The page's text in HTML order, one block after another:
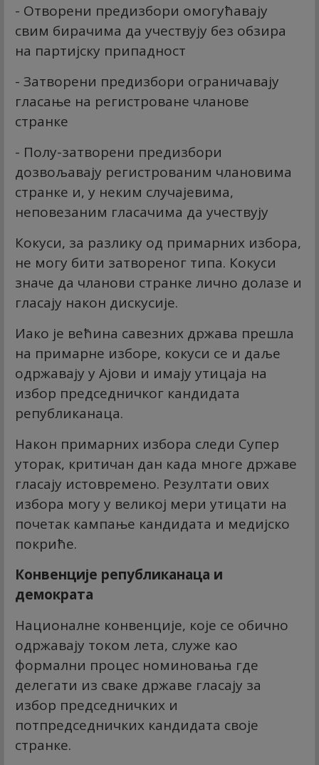
- Отворени предизбори омогућавају
свим бирачима да учествују без обзира
на партијску припадност
- Затворени предизбори ограничавају
гласање на регистроване чланове
странке
- Полу-затворени предизбори
дозвољавају регистрованим члановима
странке и, у неким случајевима,
неповезаним гласачима да учествују
Кокуси, за разлику од примарних избора,
не могу бити затвореног типа. Кокуси
значе да чланови странке лично долазе и
гласају након дискусије.
Иако је већина савезних држава прешла
на примарне изборе, кокуси се и даље
одржавају у Ајови и имају утицаја на
избор председничког кандидата
републиканаца.
Након примарних избора следи Супер
уторак, критичан дан када многе државе
гласају истовремено. Резултати ових
избора могу у великој мери утицати на
почетак кампање кандидата и медијско
покриће.
Конвенције републиканаца и
демократа
Националне конвенције, које се обично
одржавају током лета, служе као
формални процес номиновања где
делегати из сваке државе гласају за
избор председничких и
потпредседничких кандидата своје
странке.